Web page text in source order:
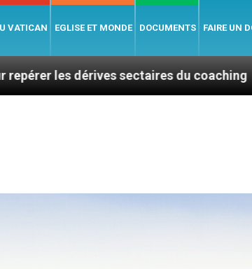
VATICAN EGLISE ET MONDE DOCUMENTS FAIRE UN
sectaires du coaching La plus